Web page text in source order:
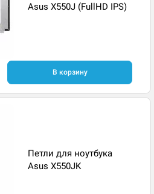
Asus X550J (FullHD IPS)
В корзину
Петли для ноутбука
Asus X550JK